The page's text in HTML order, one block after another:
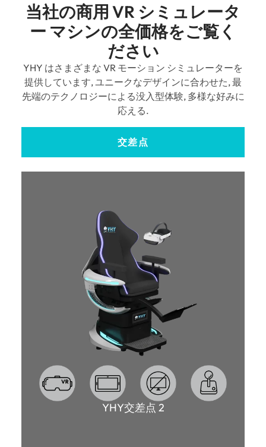
当社の商用 VR シミュレータ
ー マシンの全価格をご覧く
ださい
YHY はさまざまな VR モーション シミュレーターを
提供しています, ユニークなデザインに合わせた, 最
先端のテクノロジーによる没入型体験, 多様な好みに
応える.
交差点
YHY交差点 2